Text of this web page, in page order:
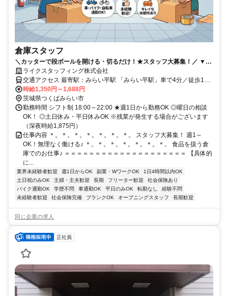
倉庫スタッフ
＼カッターで段ボールを開ける・切るだけ！★スタッフ大募集！／ ▼週
1～OK▼日払いOK▼車・バイク・自転車通勤OK▼扶養内OK▼土日・
平日休みOK
ライクスタッフィング株式会社
交通アクセス 最寄駅：みらい平駅 「みらい平駅」車で4分／徒歩15
分！ ★車・バイク・自転車通勤OK！
時給1,350円～1,688円
茨城県つくばみらい市
勤務時間 シフト制 18:00～22:00 ★週1日から勤務OK ◎曜日の相談
OK！ ◎土日休み・平日休みOK ※残業が発生する場合がございます
（深夜時給1,875円）
仕事内容 ＊。＊。＊。＊。＊。＊。＊。 スタッフ大募集！ 週1～
OK！無理なく働ける♪ ＊。＊。＊。＊。＊。＊。＊。 食品を扱う倉
庫でのお仕事♪ ＝＝＝＝＝＝＝＝＝＝＝＝＝＝＝＝＝＝＝＝ 【具体的
に...
業界未経験者歓迎 週1日からOK 副業・WワークOK
1日4時間以内OK
土日祝のみOK
主婦・主夫歓迎 長期 フリーター歓迎
社会保険あり
バイク通勤OK
学歴不問 車通勤OK 平日のみOK 転勤なし
経験不問
未経験者歓迎
社会保険完備 ブランクOK オープニングスタッフ 長期歓迎
同じ企業の求人
正社員